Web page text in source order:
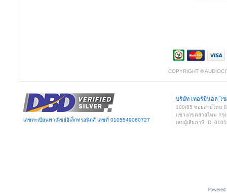
COPYRIGHT ©
เลขทะเบียนพาณิชย์อิเล็กทรอนิกส์ เลขที่ 0105549060727
บริษัท เทอร์มินอล โ
100/85 ซอยสายไหม
แขวง/เขตสายไหม กรุ
เลขผู้เสียภาษี ID: